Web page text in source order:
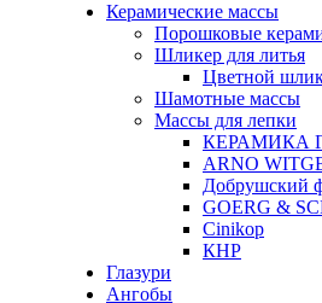
Керамические массы
Порошковые
Шликер для литья
Цветной
Шамотные массы
Массы для лепки
КЕРАМИКА
ARNO
Добрушский
GOERG &
Cinikop
КНР
Глазури
Ангобы